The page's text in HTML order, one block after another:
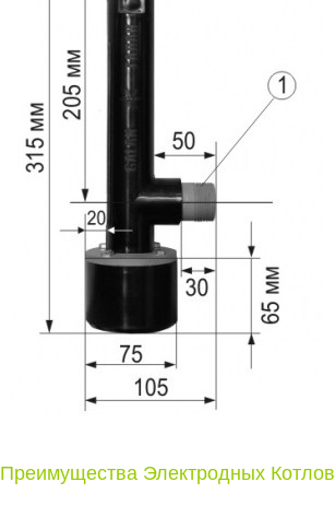
Преимущества Электродных Котлов